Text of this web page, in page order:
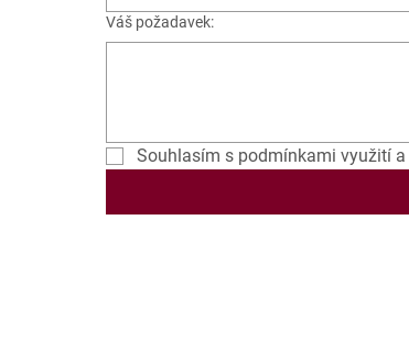
Váš požadavek:
Souhlasím s podmínkami využití a